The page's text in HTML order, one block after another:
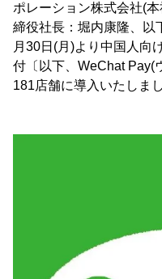
ポレーション株式会社(
締役社長：堀内康隆、以
月30日(月)より中国人向
付〔以下、WeChat Pay(
181店舗に導入いたしまし